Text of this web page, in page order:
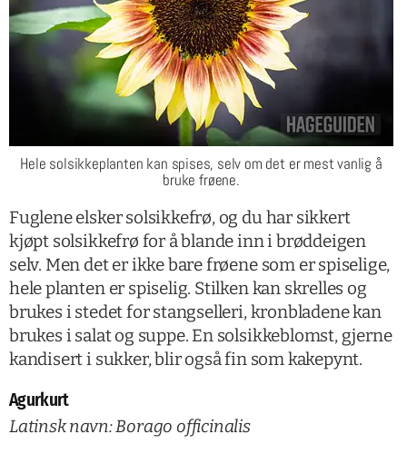
Hele solsikkeplanten kan spises, selv om det er mest vanlig å
bruke frøene.
Fuglene elsker solsikkefrø, og du har sikkert
kjøpt solsikkefrø for å blande inn i brøddeigen
selv. Men det er ikke bare frøene som er spiselige,
hele planten er spiselig. Stilken kan skrelles og
brukes i stedet for stangselleri, kronbladene kan
brukes i salat og suppe. En solsikkeblomst, gjerne
kandisert i sukker, blir også fin som kakepynt.
Agurkurt
Latinsk navn: Borago officinalis